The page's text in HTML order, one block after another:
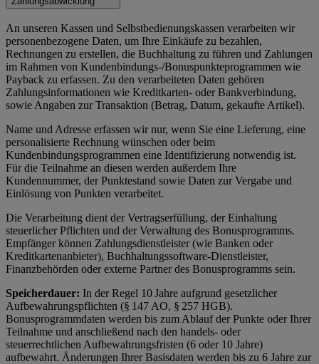
An unseren Kassen und Selbstbedienungskassen verarbeiten wir
personenbezogene Daten, um Ihre Einkäufe zu bezahlen,
Rechnungen zu erstellen, die Buchhaltung zu führen und Zahlungen
im Rahmen von Kundenbindungs-/Bonuspunkteprogrammen wie
Payback zu erfassen. Zu den verarbeiteten Daten gehören
Zahlungsinformationen wie Kreditkarten- oder Bankverbindung,
sowie Angaben zur Transaktion (Betrag, Datum, gekaufte Artikel).
Name und Adresse erfassen wir nur, wenn Sie eine Lieferung, eine
personalisierte Rechnung wünschen oder beim
Kundenbindungsprogrammen eine Identifizierung notwendig ist.
Für die Teilnahme an diesen werden außerdem Ihre
Kundennummer, der Punktestand sowie Daten zur Vergabe und
Einlösung von Punkten verarbeitet.
Die Verarbeitung dient der Vertragserfüllung, der Einhaltung
steuerlicher Pflichten und der Verwaltung des Bonusprogramms.
Empfänger können Zahlungsdienstleister (wie Banken oder
Kreditkartenanbieter), Buchhaltungssoftware-Dienstleister,
Finanzbehörden oder externe Partner des Bonusprogramms sein.
Speicherdauer: In der Regel 10 Jahre aufgrund gesetzlicher
Aufbewahrungspflichten (§ 147 AO, § 257 HGB).
Bonusprogrammdaten werden bis zum Ablauf der Punkte oder Ihrer
Teilnahme und anschließend nach den handels- oder
steuerrechtlichen Aufbewahrungsfristen (6 oder 10 Jahre)
aufbewahrt. Änderungen Ihrer Basisdaten werden bis zu 6 Jahre zur